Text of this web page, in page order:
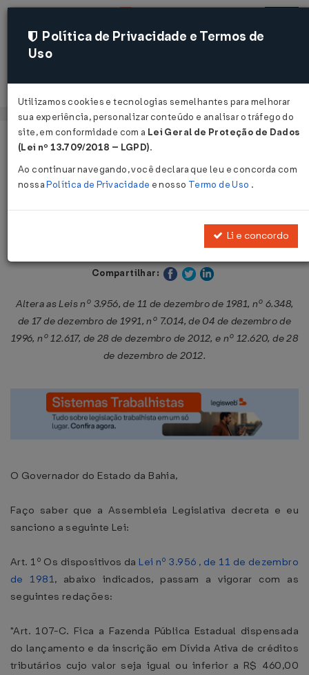
Acessar
Página Inicial Legislações
Lei Nº 13199 DE 28/11/2014
Publicado no DOE - BA em 30 nov 2014
Compartilhar:
Altera as Leis nº 3.956, de 11 de dezembro de 1981, nº 6.348,
de 17 de dezembro de 1991, nº 7.014, de 04 de dezembro de
1996, nº 12.617, de 28 de dezembro de 2012, e nº 12.620, de 28
de dezembro de 2012.
O Governador do Estado da Bahia,
Faço saber que a Assembleia Legislativa decreta e eu
sanciono a seguinte Lei:
Art. 1º Os dispositivos da Lei nº 3.956 , de 11 de dezembro
de 1981, abaixo indicados, passam a vigorar com as
seguintes redações:
"Art. 107-C. Fica a Fazenda Pública Estadual dispensada
do lançamento e da inscrição em Dívida Ativa de créditos
tributários cujo valor seja igual ou inferior a R$ 460,00
Política de Privacidade e Termos de
Uso
Utilizamos cookies e tecnologias semelhantes para melhorar
sua experiência, personalizar conteúdo e analisar o tráfego do
site, em conformidade com a Lei Geral de Proteção de Dados
(Lei nº 13.709/2018 – LGPD).
Ao continuar navegando, você declara que leu e concorda com
nossaPolítica de Privacidade e nosso Termo de Uso .
Li e concordo